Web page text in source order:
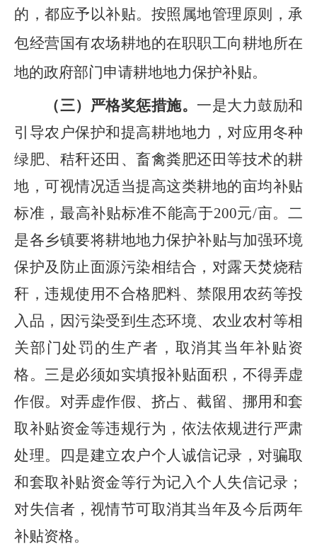
的，都应予以补贴。按照属地管理原则，承
包经营国有农场耕地的在职职工向耕地所在
地的政府部门申请耕地地力保护补贴。
（三） 严格奖惩措施。 一是大力鼓励和
引导农户保护和提高耕地地力，对应用冬种
绿肥、秸秆还田 、畜禽粪肥还田等技术的耕
地 ，可视情况适当提高这类耕地的亩均补贴
标准，最高补贴标准不能高于200元/亩。二
是各乡镇要将耕地地力保护补贴与加强环境
保护及防止面源污染相结合，对露天焚烧秸
秆，违规使用不合格肥料、禁限用农药等投
入品，因污染受到生态环境、农业农村等相
关部门处罚的生产者，取消其当年补贴资
格。三是必须如实填报补贴面积，不得弄虚
作假。对弄虚作假、挤占、截留、挪用和套
取补贴资金等违规行为，依法依规进行严肃
处理。
四是建立农户个人诚信记录，对骗取
和套取补贴资金等行为记入个人失信记录；
对失信者，视情节可取消其当年及今后两年
补贴资格。